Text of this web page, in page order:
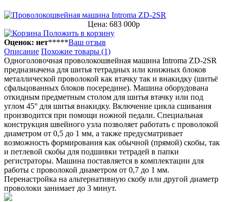
Цена: 683 000р
Положить в корзину
Оценок: нет*****Ваш отзыв
Описание Похожие товары (1)
Одноголовочная проволокошвейная машина Introma ZD-2SR
предназначена для шитья тетрадных или книжных блоков
металлической проволокой как втачку так и внакидку (шитьё
сфальцованных блоков посередине). Машина оборудована
откидным предметным столом для шитья втачку или под
углом 45° для шитья внакидку. Включение цикла сшивания
производится при помощи ножной педали. Специальная
конструкция швейного узла позволяет работать с проволокой
диаметром от 0,5 до 1 мм, а также предусматривает
возможность формирования как обычной (прямой) скобы, так
и петлевой скобы для подшивки тетрадей в папки
регистраторы. Машина поставляется в комплектации для
работы с проволокой диаметром от 0,7 до 1 мм.
Перенастройка на альтернативную скобу или другой диаметр
проволоки занимает до 3 минут.